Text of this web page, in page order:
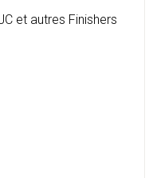
et autres Finishers